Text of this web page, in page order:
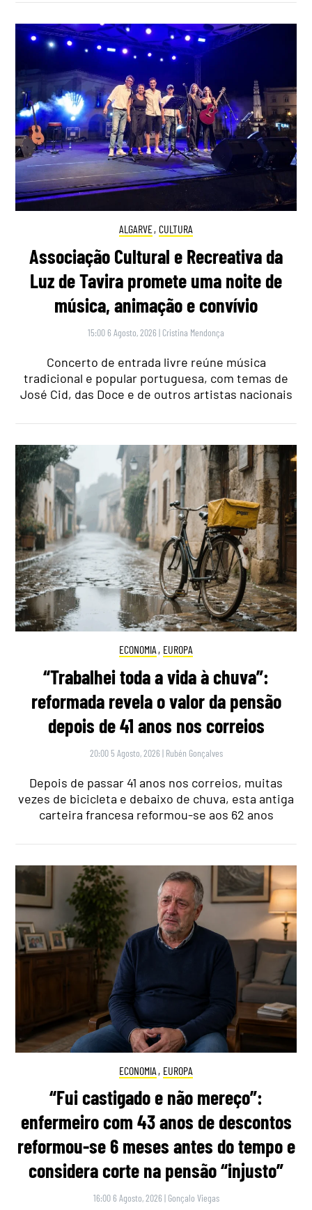
ALGARVE, CULTURA
Associação Cultural e Recreativa da
Luz de Tavira promete uma noite de
música, animação e convívio
15:00 6 Agosto, 2026 | Cristina Mendonça
Concerto de entrada livre reúne música
tradicional e popular portuguesa, com temas de
José Cid, das Doce e de outros artistas nacionais
ECONOMIA , EUROPA
“Trabalhei toda a vida à chuva”:
reformada revela o valor da pensão
depois de 41 anos nos correios
20:00 5 Agosto, 2026 | Rubén Gonçalves
Depois de passar 41 anos nos correios, muitas
vezes de bicicleta e debaixo de chuva, esta antiga
carteira francesa reformou-se aos 62 anos
ECONOMIA , EUROPA
“Fui castigado e não mereço”:
enfermeiro com 43 anos de descontos
reformou-se 6 meses antes do tempo e
considera corte na pensão “injusto”
16:00 6 Agosto, 2026 | Gonçalo Viegas